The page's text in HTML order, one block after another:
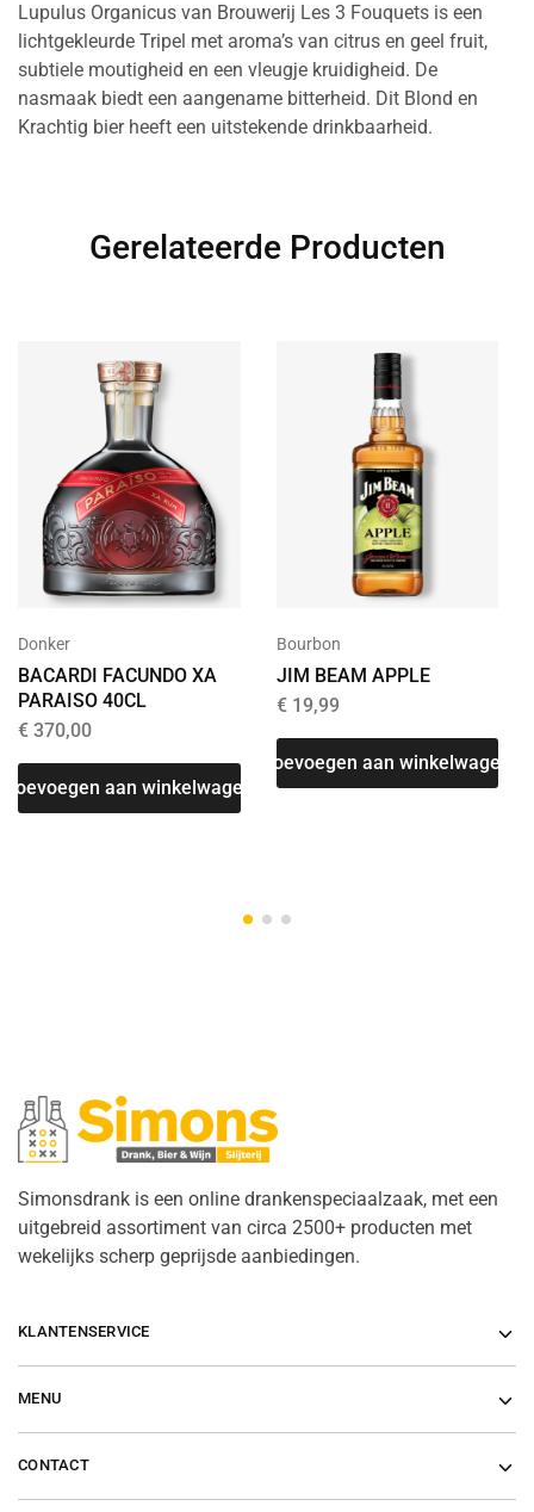
Lupulus Organicus van Brouwerij Les 3 Fouquets is een
lichtgekleurde Tripel met aroma’s van citrus en geel fruit,
subtiele moutigheid en een vleugje kruidigheid. De
nasmaak biedt een aangename bitterheid. Dit Blond en
Krachtig bier heeft een uitstekende drinkbaarheid.
Gerelateerde Producten
Donker
BACARDI FACUNDO XA
PARAISO 40CL
€ 370,00
Toevoegen aan winkelwagen
Bourbon
JIM BEAM APPLE
€19,99
Toevoegen aan winkelwagen
Simonsdrank is een online drankenspeciaalzaak, met een
uitgebreid assortiment van circa 2500+ producten met
wekelijks scherp geprijsde aanbiedingen.
KLANTENSERVICE
MENU
CONTACT